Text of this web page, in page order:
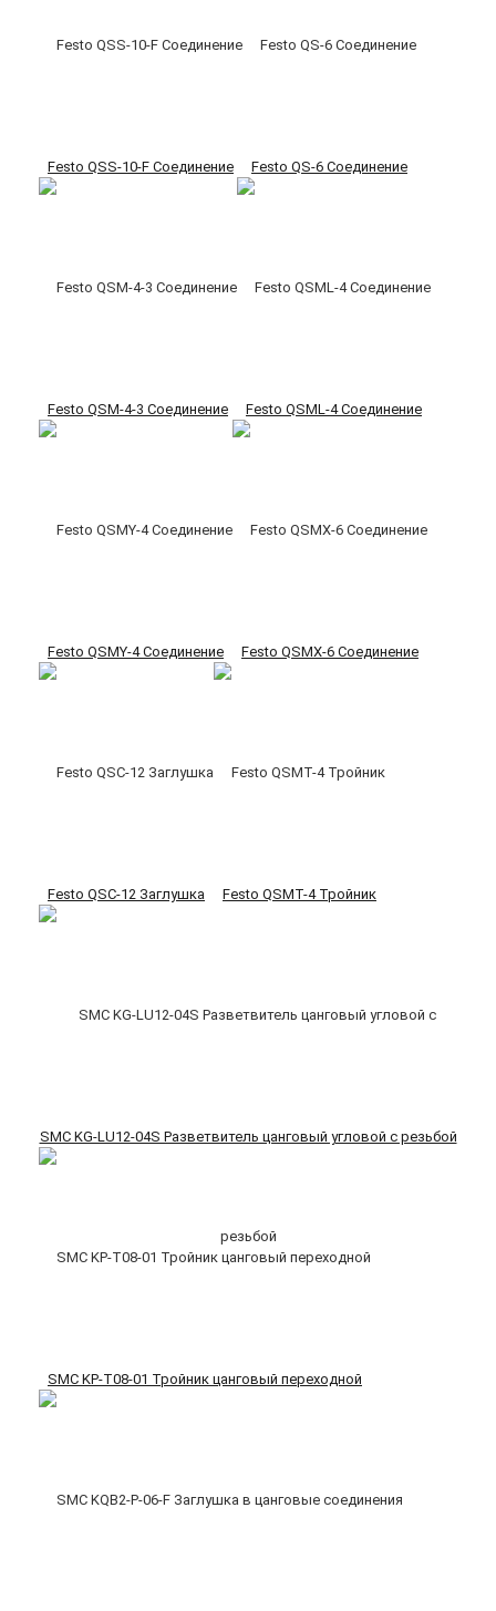
Festo QSS-10-F Соединение Festo QS-6 Соединение
Festo QSM-4-3 Соединение Festo QSML-4 Соединение
Festo QSMY-4 Соединение Festo QSMX-6 Соединение
Festo QSC-12 Заглушка Festo QSMT-4 Тройник
SMC KG-LU12-04S Разветвитель цанговый угловой с резьбой
SMC KP-T08-01 Тройник цанговый переходной